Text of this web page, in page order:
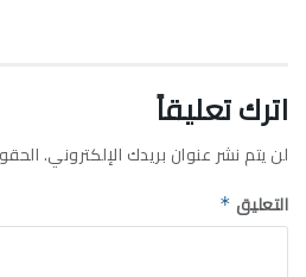
اترك تعليقاً
لن يتم نشر عنوان بريدك الإلكتروني.
التعليق *